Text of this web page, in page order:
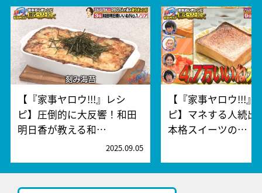
【『家事ヤロウ!!!』レシ
ピ】圧倒的に大反響！和田
明日香が教える和…
2025.09.05
【『家事ヤロウ!!!』
ピ】マネする人続出
本格スイーツの…